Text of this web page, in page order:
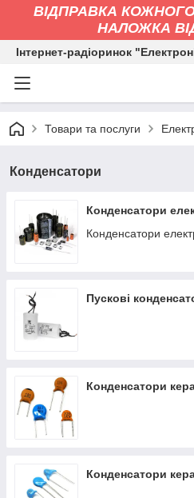
ВІДПРАВКА
НАЛОЖКА
Інтернет-радіоринок
Товари та послуги
Конденсатори
Конденсатори
Конденсатори
Пускові
Конденсатори
Конденсатори